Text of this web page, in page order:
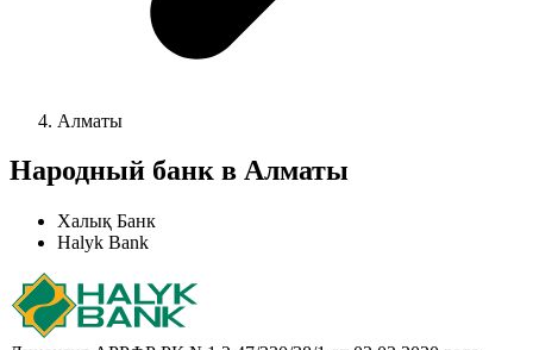
Алматы
Народный банк в Алматы
Халық Банк
Halyk Bank